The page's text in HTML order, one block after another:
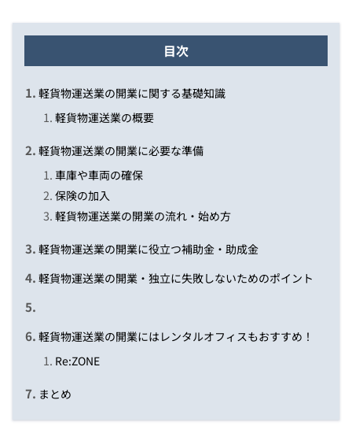
目次
軽貨物運送業の開業に関する基礎知識
軽貨物運送業の概要
軽貨物運送業の開業に必要な準備
車庫や車両の確保
保険の加入
軽貨物運送業の開業の流れ・始め方
軽貨物運送業の開業に役立つ補助金・助成金
軽貨物運送業の開業・独立に失敗しないためのポイント
軽貨物運送業の開業にはレンタルオフィスもおすすめ！
Re:ZONE
まとめ